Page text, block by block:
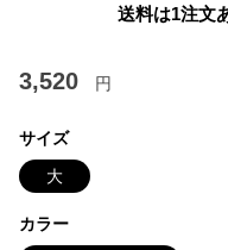
送料は1注文
3,520 円
サイズ
大
カラー